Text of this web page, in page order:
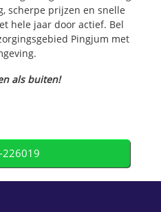
scherpe prijzen en snelle
hele jaar door actief. Bel
Pingjum met
als buiten!